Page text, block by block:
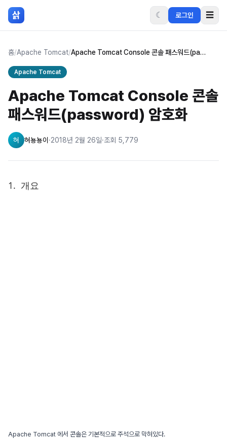
본문 바로가기
삵 ☾ 로그인 ☰
홈/Apache Tomcat/ Apache Tomcat Console 콘솔 패스워드(password) 암호화
Apache Tomcat
Apache Tomcat Console 콘솔
패스워드(password) 암호화
혀 혀뇽뇽이 ·2018년 2월 26일·조회 5,779
1. 개요
Apache Tomcat 에서 콘솔은 기본적으로 주석으로 막혀있다.